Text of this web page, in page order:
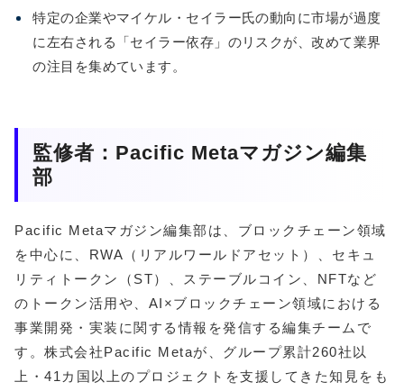
特定の企業やマイケル・セイラー氏の動向に市場が過度
に左右される「セイラー依存」のリスクが、改めて業界
の注目を集めています。
監修者：Pacific Metaマガジン編集
部
Pacific Metaマガジン編集部は、ブロックチェーン領域
を中心に、RWA（リアルワールドアセット）、セキュ
リティトークン（ST）、ステーブルコイン、NFTなど
のトークン活用や、AI×ブロックチェーン領域における
事業開発・実装に関する情報を発信する編集チームで
す。株式会社Pacific Metaが、グループ累計260社以
上・41カ国以上のプロジェクトを支援してきた知見をも